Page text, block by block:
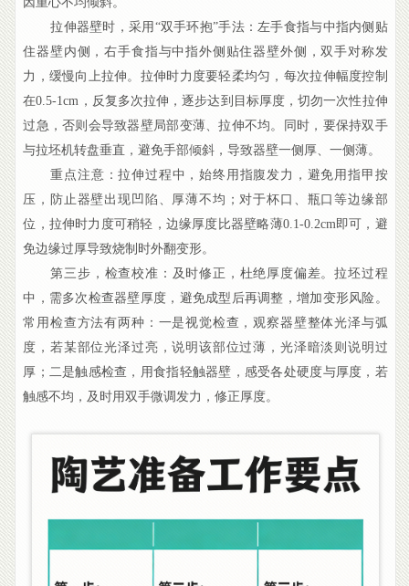
拉伸器壁时，采用“双手环抱”手法：左手食指与中指内侧贴
住器壁内侧，右手食指与中指外侧贴住器壁外侧，双手对称发
力，缓慢向上拉伸。拉伸时力度要轻柔均匀，每次拉伸幅度控制
在0.5-1cm，反复多次拉伸，逐步达到目标厚度，切勿一次性拉伸
过急，否则会导致器壁局部变薄、拉伸不均。同时，要保持双手
与拉坯机转盘垂直，避免手部倾斜，导致器壁一侧厚、一侧薄。
重点注意：拉伸过程中，始终用指腹发力，避免用指甲按
压，防止器壁出现凹陷、厚薄不均；对于杯口、瓶口等边缘部
位，拉伸时力度可稍轻，边缘厚度比器壁略薄0.1-0.2cm即可，避
免边缘过厚导致烧制时外翻变形。
第三步，检查校准：及时修正，杜绝厚度偏差。拉坯过程
中，需多次检查器壁厚度，避免成型后再调整，增加变形风险。
常用检查方法有两种：一是视觉检查，观察器壁整体光泽与弧
度，若某部位光泽过亮，说明该部位过薄，光泽暗淡则说明过
厚；二是触感检查，用食指轻触器壁，感受各处硬度与厚度，若
触感不均，及时用双手微调发力，修正厚度。